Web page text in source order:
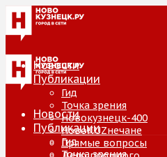
Новости
Публикации
Гид
Точка зрения
Новокузнецк-400
НовоKUZнечане
Прямые вопросы
Новости
Публикации
Гид
Точка зрения